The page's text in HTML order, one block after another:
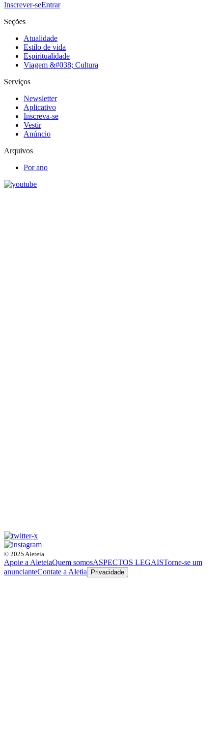
Inscrever-seEntrar
Seções
Atualidade
Estilo de vida
Espiritualidade
Viagem &#038; Cultura
Serviços
Newsletter
Aplicativo
Inscreva-se
Vestir
Anúncio
Arquivos
Por ano
© 2025 Aleteia
Apoie a AleteiaQuem somosASPECTOS LEGAISTorne-se um
anuncianteContate a Aletia Privacidade